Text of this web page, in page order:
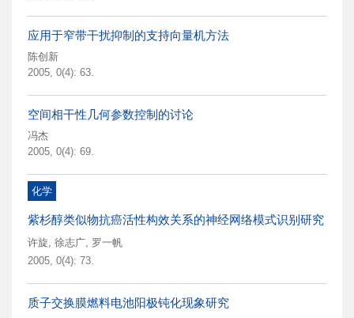
应用于窄带干扰抑制的支持向量机方法
陈创新
2005, 0(4): 63.
空间相干性几何参数控制的讨论
冯杰
2005, 0(4): 69.
化学
紫杉醇类似物抗癌活性构效关系的神经网络模式识别研究
许旋, 徐志广, 罗一帆
2005, 0(4): 73.
质子交换膜燃料电池阳极钝化现象研究